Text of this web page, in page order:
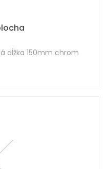
dĺžka 150mm chrom